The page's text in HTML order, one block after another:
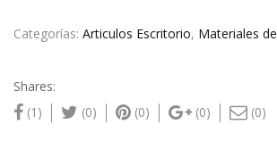
Categorías: Articulos Escritorio, Materiales
Shares:
(1)
(0) (0) (0) (0)